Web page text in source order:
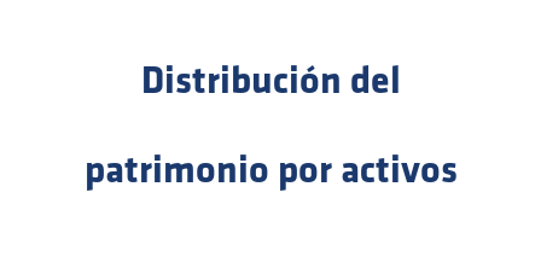
Distribución del
patrimonio por activos